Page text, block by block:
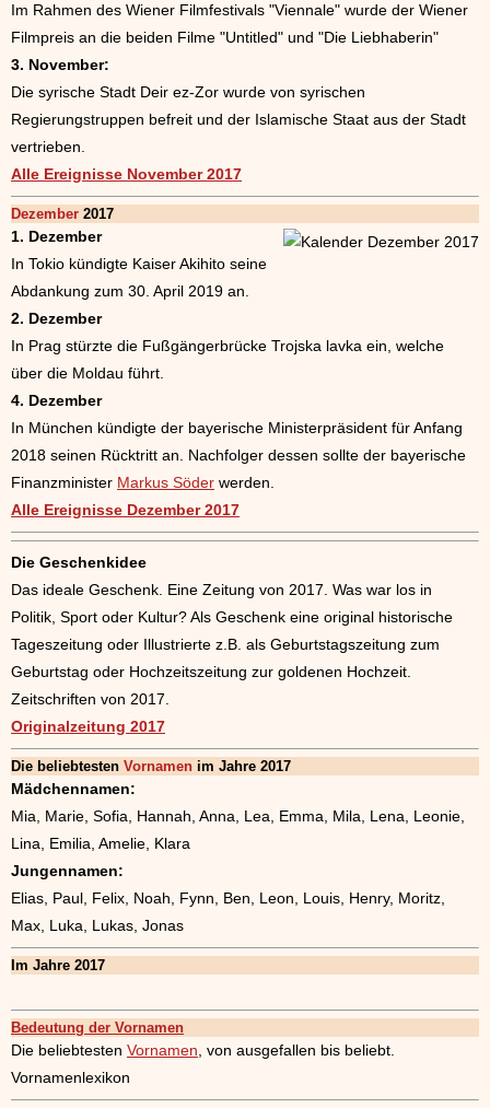
Im Rahmen des Wiener Filmfestivals "Viennale" wurde der Wiener
Filmpreis an die beiden Filme "Untitled" und "Die Liebhaberin"
3. November:
Die syrische Stadt Deir ez-Zor wurde von syrischen
Regierungstruppen befreit und der Islamische Staat aus der Stadt
vertrieben.
Alle Ereignisse November 2017
Dezember 2017
1. Dezember
In Tokio kündigte Kaiser Akihito seine
Abdankung zum 30. April 2019 an.
2. Dezember
In Prag stürzte die Fußgängerbrücke Trojska lavka ein, welche
über die Moldau führt.
4. Dezember
In München kündigte der bayerische Ministerpräsident für Anfang
2018 seinen Rücktritt an. Nachfolger dessen sollte der bayerische
Finanzminister Markus Söder werden.
Alle Ereignisse Dezember 2017
Die Geschenkidee
Das ideale Geschenk. Eine Zeitung von 2017. Was war los in
Politik, Sport oder Kultur? Als Geschenk eine original historische
Tageszeitung oder Illustrierte z.B. als Geburtstagszeitung zum
Geburtstag oder Hochzeitszeitung zur goldenen Hochzeit.
Zeitschriften von 2017.
Originalzeitung 2017
Die beliebtesten Vornamen im Jahre 2017
Mädchennamen:
Mia, Marie, Sofia, Hannah, Anna, Lea, Emma, Mila, Lena, Leonie,
Lina, Emilia, Amelie, Klara
Jungennamen:
Elias, Paul, Felix, Noah, Fynn, Ben, Leon, Louis, Henry, Moritz,
Max, Luka, Lukas, Jonas
Im Jahre 2017
Bedeutung der Vornamen
Die beliebtesten Vornamen, von ausgefallen bis beliebt.
Vornamenlexikon